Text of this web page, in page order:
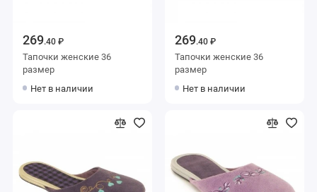
269.40 ₽
Тапочки женские 36
размер
Нет в наличии
269.40 ₽
Тапочки женские 36
размер
Нет в наличии